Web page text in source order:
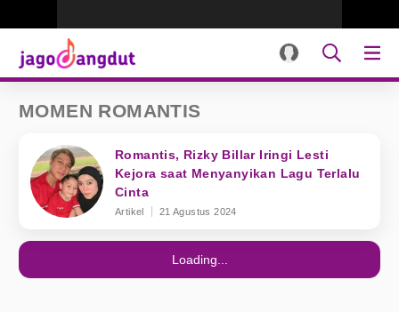
MOMEN ROMANTIS
Romantis, Rizky Billar Iringi Lesti
Kejora saat Menyanyikan Lagu Terlalu
Cinta
Artikel 21 Agustus 2024
Loading...